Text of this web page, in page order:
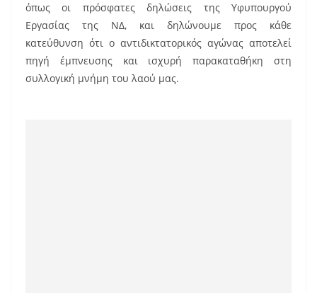
όπως οι πρόσφατες δηλώσεις της Υφυπουργού
Εργασίας της ΝΔ, και δηλώνουμε προς κάθε
κατεύθυνση ότι ο αντιδικτατορικός αγώνας αποτελεί
πηγή έμπνευσης και ισχυρή παρακαταθήκη στη
συλλογική μνήμη του λαού μας.